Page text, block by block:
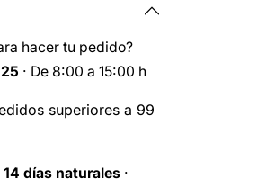
hacer tu pedido?
· De 8:00 a 15:00 h
superiores a 99
días naturales ·